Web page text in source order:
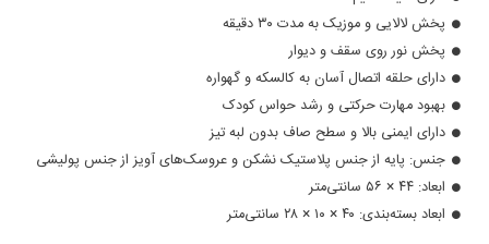
پخش لالایی و موزیک به مدت ۳۰ دقیقه
پخش نور روی سقف و دیوار
دارای حلقه اتصال آسان به کالسکه و گهواره
بهبود مهارت حرکتی و رشد حواس کودک
دارای ایمنی بالا و سطح صاف بدون لبه تیز
جنس: پایه از جنس پلاستیک نشکن و عروسک‌های آویز از جنس پولیشی
ابعاد: ۴۴ × ۵۶ سانتی‌متر
ابعاد بسته‌بندی: ۴۰ × ۱۰ × ۲۸ سانتی‌متر